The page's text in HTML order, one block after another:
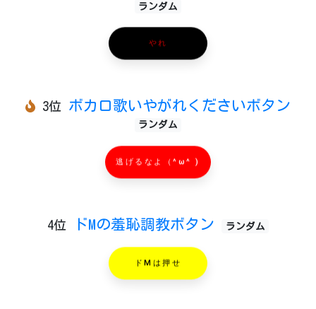
ランダム
やれ
3位 ボカロ歌いやがれくださいボタン
ランダム
逃げるなよ（^ω^ )
4位 ドMの羞恥調教ボタン ランダム
ドMは押せ